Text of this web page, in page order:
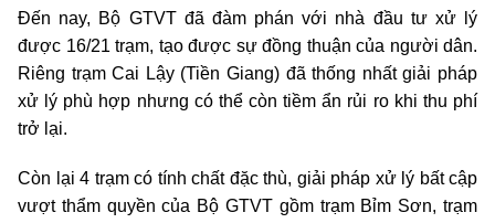
Đến nay, Bộ GTVT đã đàm phán với nhà đầu tư xử lý
được 16/21 trạm, tạo được sự đồng thuận của người dân.
Riêng trạm Cai Lậy (Tiền Giang) đã thống nhất giải pháp
xử lý phù hợp nhưng có thể còn tiềm ẩn rủi ro khi thu phí
trở lại.
Còn lại 4 trạm có tính chất đặc thù, giải pháp xử lý bất cập
vượt thẩm quyền của Bộ GTVT gồm trạm Bỉm Sơn, trạm